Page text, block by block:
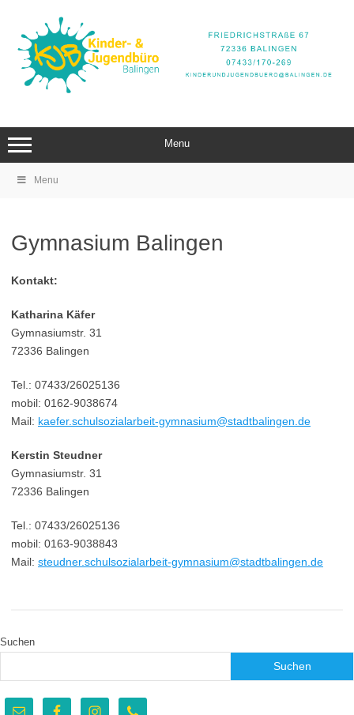
Menu
Menu
Gymnasium Balingen
Kontakt:
Katharina Käfer
Gymnasiumstr. 31
72336 Balingen
Tel.: 07433/26025136
mobil: 0162-9038674
Mail: kaefer.schulsozialarbeit-gymnasium@stadtbalingen.de
Kerstin Steudner
Gymnasiumstr. 31
72336 Balingen
Tel.: 07433/26025136
mobil: 0163-9038843
Mail: steudner.schulsozialarbeit-gymnasium@stadtbalingen.de
Suchen
Suchen